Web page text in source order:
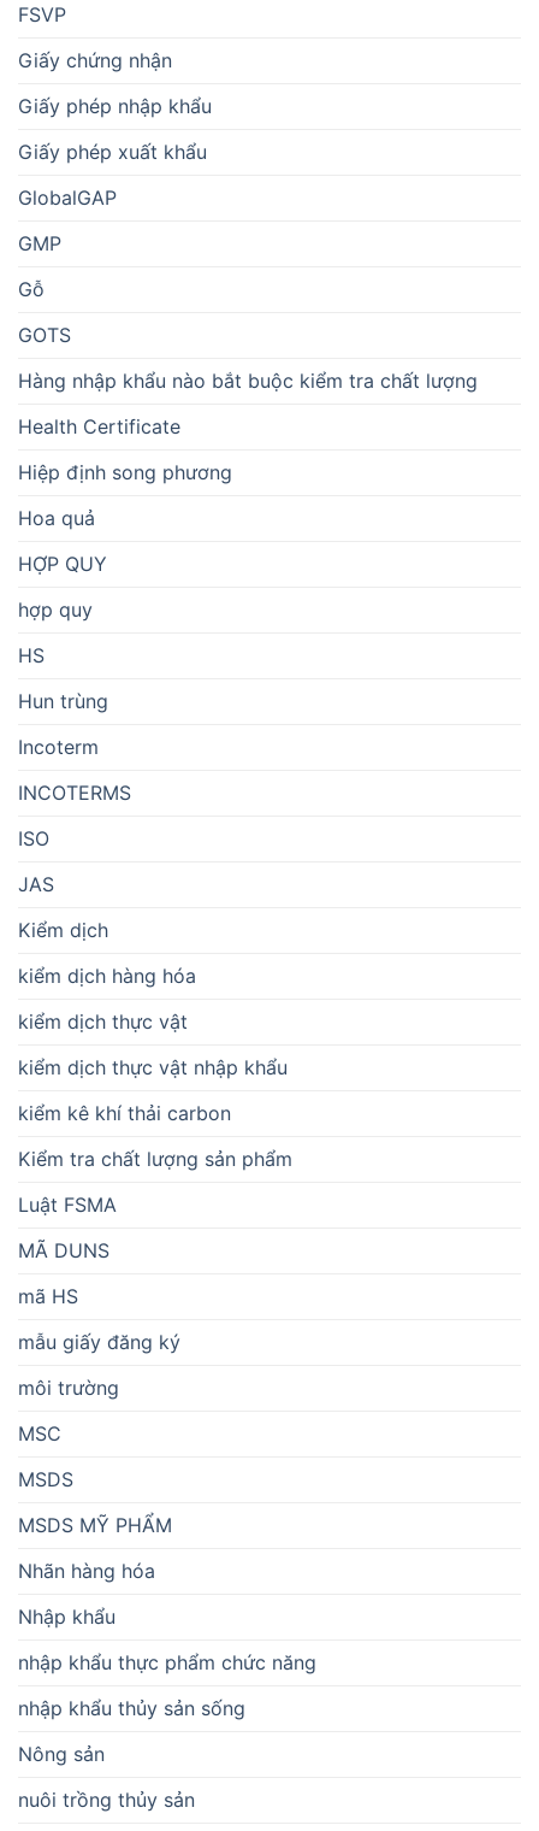
FSVP
Giấy chứng nhận
Giấy phép nhập khẩu
Giấy phép xuất khẩu
GlobalGAP
GMP
Gỗ
GOTS
Hàng nhập khẩu nào bắt buộc kiểm tra chất lượng
Health Certificate
Hiệp định song phương
Hoa quả
HỢP QUY
hợp quy
HS
Hun trùng
Incoterm
INCOTERMS
ISO
JAS
Kiểm dịch
kiểm dịch hàng hóa
kiểm dịch thực vật
kiểm dịch thực vật nhập khẩu
kiểm kê khí thải carbon
Kiểm tra chất lượng sản phẩm
Luật FSMA
MÃ DUNS
mã HS
mẫu giấy đăng ký
môi trường
MSC
MSDS
MSDS MỸ PHẨM
Nhãn hàng hóa
Nhập khẩu
nhập khẩu thực phẩm chức năng
nhập khẩu thủy sản sống
Nông sản
nuôi trồng thủy sản